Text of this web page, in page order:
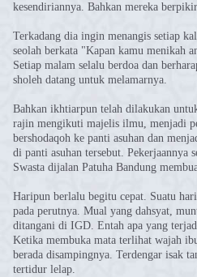
kesendiriannya. Bahkan mereka
Terkadang dia ingin menangis setiap
seolah berkata "Kapan kamu menikah
Setiap malam selalu berdoa dan
sholeh datang untuk melamarnya.
Bahkan ikhtiarpun telah dilakukan
rajin mengikuti majelis ilmu, menjadi
bershodaqoh ke panti asuhan dan
di panti asuhan tersebut. Pekerjaannya
Swasta dijalan Patuha Bandung
Haripun berlalu begitu cepat. Suatu
pada perutnya. Mual yang dahsyat,
ditangani di IGD. Entah apa yang
Ketika membuka mata terlihat wajah
berada disampingnya. Terdengar isak
tertidur lelap.